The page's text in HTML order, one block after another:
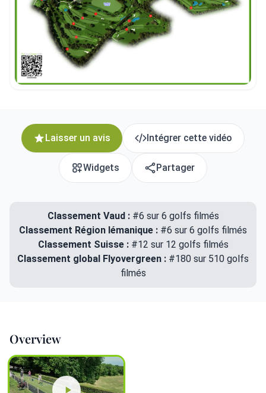
Laisser un avis Intégrer cette vidéo
Widgets Partager
Classement Vaud :#6 sur 6 golfs filmés
Classement Région lémanique : #6 sur 6 golfs filmés
Classement Suisse : #12 sur 12 golfs filmés
Classement global Flyovergreen : #180 sur 510 golfs
filmés
Overview